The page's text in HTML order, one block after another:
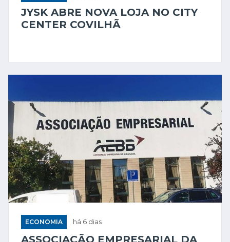
JYSK ABRE NOVA LOJA NO CITY
CENTER COVILHÃ
ECONOMIA há 6 dias
ASSOCIAÇÃO EMPRESARIAL DA